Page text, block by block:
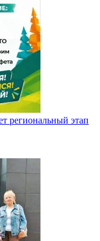
региональный этап